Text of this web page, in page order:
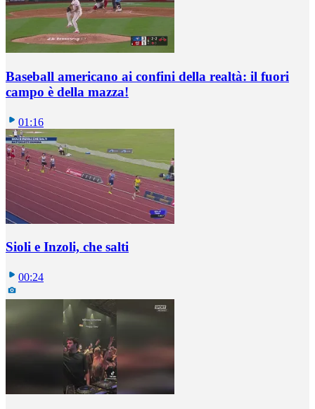
Baseball americano ai confini della realtà: il fuori
campo è della mazza!
01:16
Sioli e Inzoli, che salti
00:24